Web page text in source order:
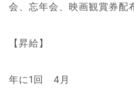
会、忘年会、映画観賞券配
【昇給】
年に1回 4月